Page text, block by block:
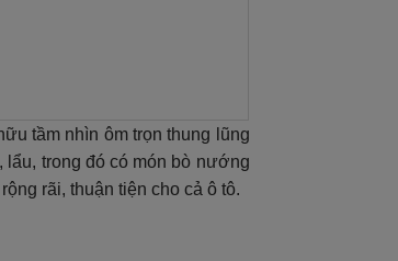
tầm nhìn ôm trọn thung lũng
trong đó có món bò nướng
rãi, thuận tiện cho cả ô tô.